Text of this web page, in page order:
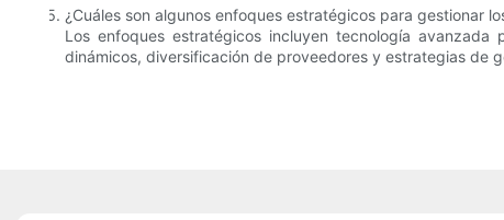
¿Cuáles son algunos enfoques estratégicos para gestionar
Los enfoques estratégicos incluyen tecnología
dinámicos, diversificación de proveedores y estrategias de